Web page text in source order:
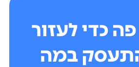
כדי לעזור
במה